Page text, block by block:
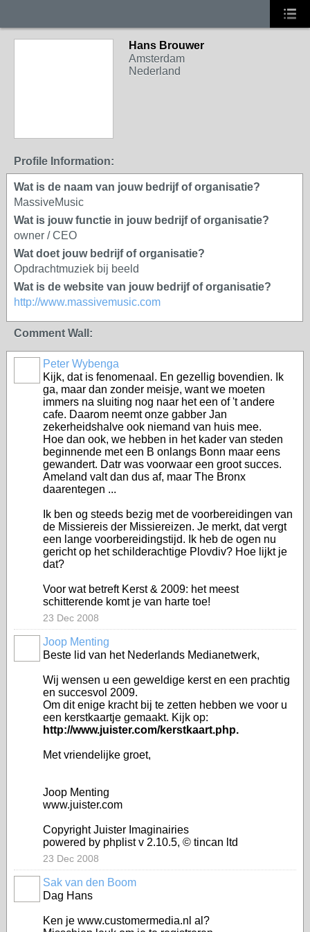
Hans Brouwer
Amsterdam
Nederland
Profile Information:
Wat is de naam van jouw bedrijf of organisatie?
MassiveMusic
Wat is jouw functie in jouw bedrijf of organisatie?
owner / CEO
Wat doet jouw bedrijf of organisatie?
Opdrachtmuziek bij beeld
Wat is de website van jouw bedrijf of organisatie?
http://www.massivemusic.com
Comment Wall:
Peter Wybenga
Kijk, dat is fenomenaal. En gezellig bovendien. Ik
ga, maar dan zonder meisje, want we moeten
immers na sluiting nog naar het een of 't andere
cafe. Daarom neemt onze gabber Jan
zekerheidshalve ook niemand van huis mee.
Hoe dan ook, we hebben in het kader van steden
beginnende met een B onlangs Bonn maar eens
gewandert. Datr was voorwaar een groot succes.
Ameland valt dan dus af, maar The Bronx
daarentegen ...
Ik ben og steeds bezig met de voorbereidingen van
de Missiereis der Missiereizen. Je merkt, dat vergt
een lange voorbereidingstijd. Ik heb de ogen nu
gericht op het schilderachtige Plovdiv? Hoe lijkt je
dat?
Voor wat betreft Kerst & 2009: het meest
schitterende komt je van harte toe!
23 Dec 2008
Joop Menting
Beste lid van het Nederlands Medianetwerk,
Wij wensen u een geweldige kerst en een prachtig
en succesvol 2009.
Om dit enige kracht bij te zetten hebben we voor u
een kerstkaartje gemaakt. Kijk op:
http://www.juister.com/kerstkaart.php.
Met vriendelijke groet,
Joop Menting
www.juister.com
Copyright Juister Imaginairies
powered by phplist v 2.10.5, © tincan ltd
23 Dec 2008
Sak van den Boom
Dag Hans
Ken je www.customermedia.nl al?